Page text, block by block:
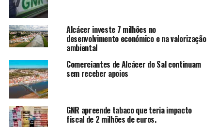
Alcácer investe 7 milhões no
desenvolvimento económico e na valorização
ambiental
Comerciantes de Alcácer do Sal continuam
sem receber apoios
GNR apreende tabaco que teria impacto
fiscal de 2 milhões de euros.